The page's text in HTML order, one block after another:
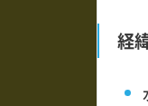
経